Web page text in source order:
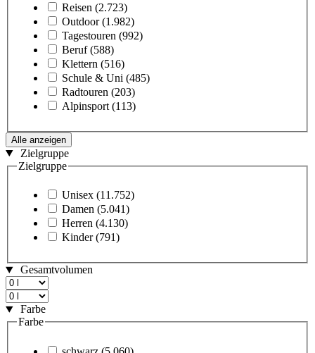
Reisen (2.723)
Outdoor (1.982)
Tagestouren (992)
Beruf (588)
Klettern (516)
Schule & Uni (485)
Radtouren (203)
Alpinsport (113)
Alle anzeigen
Zielgruppe
Zielgruppe
Unisex (11.752)
Damen (5.041)
Herren (4.130)
Kinder (791)
Gesamtvolumen
Farbe
Farbe